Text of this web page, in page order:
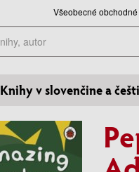
Všeobecné
Knihy v slovenčine a